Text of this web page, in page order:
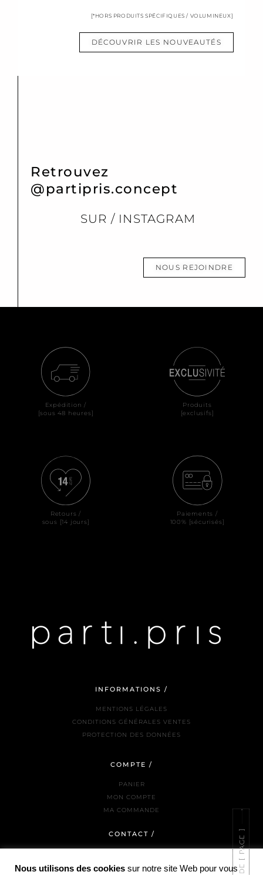
[*HORS PRODUITS SPÉCIFIQUES / VOLUMINEUX]
DÉCOUVRIR LES NOUVEAUTÉS
Retrouvez
@partipris.concept
SUR / INSTAGRAM
NOUS REJOINDRE
Expédition /
[sous 48 heures]
Produits
[exclusifs]
Retours /
sous [14 jours]
Paiements /
100% [sécurisés]
INFORMATIONS /
MENTIONS LÉGALES
CONDITIONS GÉNÉRALES VENTES
PROTECTION DES DONNÉES
COMPTE /
PANIER
MON COMPTE
MA COMMANDE
CONTACT /
LA BOUTIQUE
Nous utilisons des cookies sur notre site Web pour vous